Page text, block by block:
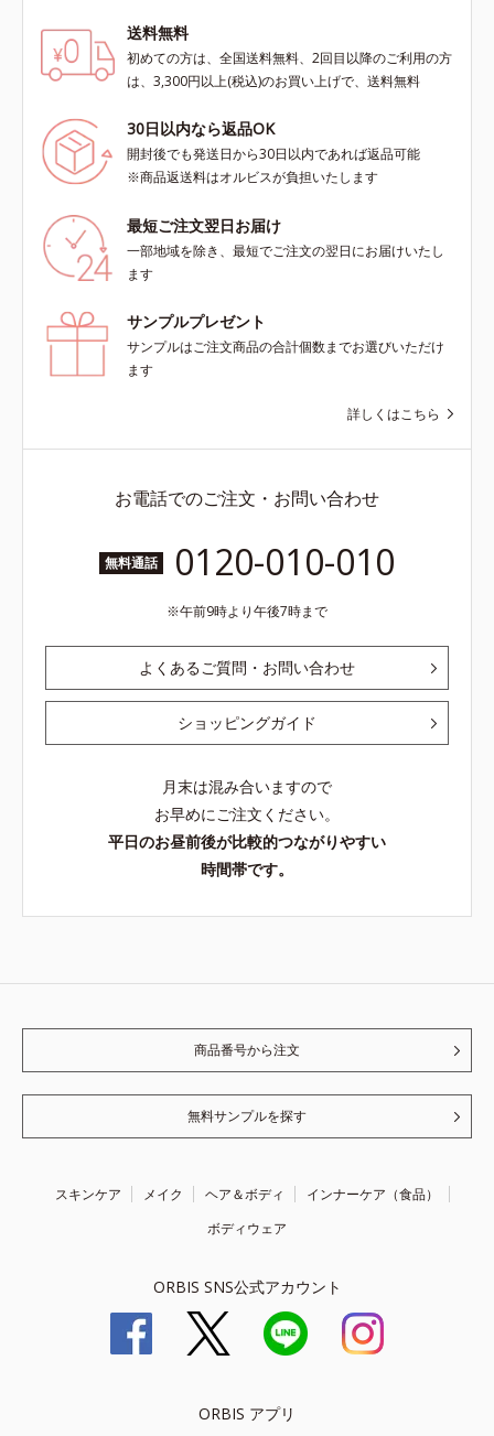
送料無料
初めての方は、全国送料無料、2回目以降のご利用の方
は、3,300円以上(税込)のお買い上げで、送料無料
30日以内なら返品OK
開封後でも発送日から30日以内であれば返品可能
※商品返送料はオルビスが負担いたします
最短ご注文翌日お届け
一部地域を除き、最短でご注文の翌日にお届けいたし
ます
サンプルプレゼント
サンプルはご注文商品の合計個数までお選びいただけ
ます
詳しくはこちら
お電話でのご注文・お問い合わせ
無料通話 0120-010-010
午前9時より午後7時まで
よくあるご質問・お問い合わせ
ショッピングガイド
月末は混み合いますので
お早めにご注文ください。
平日のお昼前後が比較的つながりやすい
時間帯です。
商品番号から注文
無料サンプルを探す
スキンケア メイク ヘア＆ボディ
インナーケア（食品）
ボディウェア
ORBIS SNS公式アカウント
ORBIS アプリ